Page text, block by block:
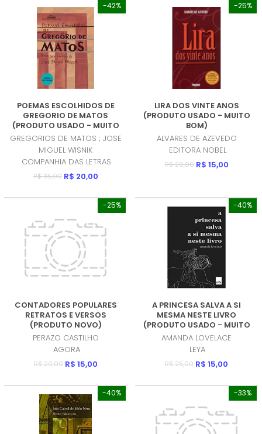
-42%
POEMAS ESCOLHIDOS DE
GREGORIO DE MATOS
(PRODUTO USADO - MUITO
BOM)
GREGORIOS DE MATOS ; JOSE
MIGUEL WISNIK
COMPANHIA DAS LETRAS
R$ 35,00 R$ 20,00
-25%
LIRA DOS VINTE ANOS
(PRODUTO USADO - MUITO
BOM)
ALVARES DE AZEVEDO
EDITORA NOBEL
R$ 20,00 R$ 15,00
-25%
CONTADORES POPULARES
RETRATOS E VERSOS
(PRODUTO NOVO)
PERAZO CASTILHO
AGORA
R$ 20,00 R$ 15,00
-40%
A PRINCESA SALVA A SI
MESMA NESTE LIVRO
(PRODUTO USADO - MUITO
BOM)
AMANDA LOVELACE
LEYA
R$ 25,00 R$ 15,00
-40% -33%